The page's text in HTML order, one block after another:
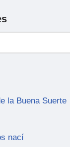
la Buena Suerte
nací